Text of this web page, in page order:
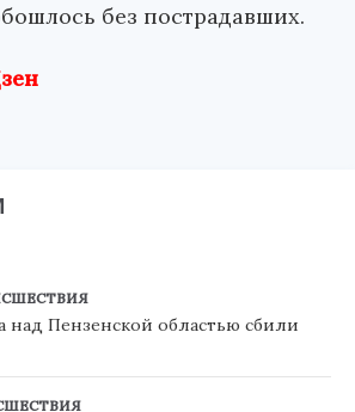
без пострадавших.
над Пензенской областью сбили